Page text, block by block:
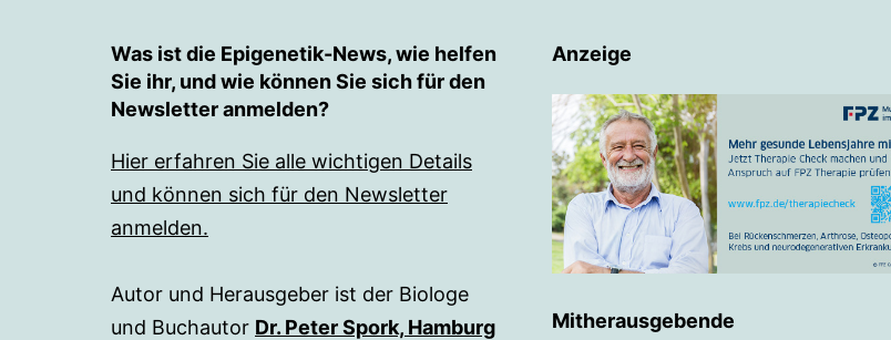
Was ist die Epigenetik-News, wie helfen
Sie ihr, und wie können Sie sich für den
Newsletter anmelden?
Hier erfahren Sie alle wichtigen Details
und können sich für den Newsletter
anmelden.
Autor und Herausgeber ist der Biologe
und Buchautor Dr. Peter Spork, Hamburg
Anzeige
Mitherausgebende